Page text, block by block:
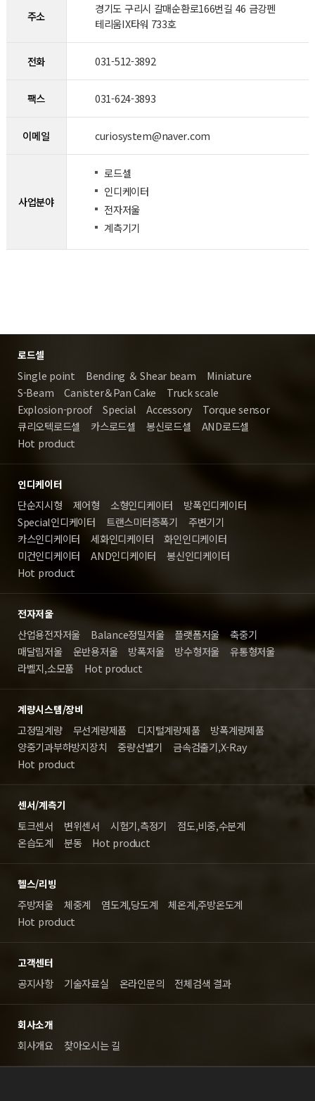
주소
경기도 구리시 갈매순환로166번길 46 금강펜
테리움IX타워 733호
전화 031-512-3892
팩스 031-624-3893
이메일 curiosystem@naver.com
사업분야
로드셀
인디케이터
전자저울
계측기기
로드셀
Single point Bending ＆ Shear beam
Miniature
S-Beam
Canister＆Pan Cake
Truck scale
Explosion-proof
Special Accessory
Torque sensor
큐리오텍로드셀
카스로드셀 봉신로드셀
AND로드셀
Hot product
인디케이터
단순지시형 제어형 소형인디케이터
방폭인디케이터
Special인디케이터
트랜스미터증폭기
주변기기
카스인디케이터
세화인디케이터
화인인디케이터
미건인디케이터
AND인디케이터
봉신인디케이터
Hot product
전자저울
산업용전자저울 Balance정밀저울 플랫폼저울
축중기
매달림저울
운반용저울 방폭저울 방수형저울
유통형저울
라벨지,소모품
Hot product
계량시스템/장비
고정밀계량 무선계량제품 디지털계량제품
방폭계량제품
양중기과부하방지장치
중량선별기
금속검출기,X-Ray
Hot product
센서/계측기
토크센서 변위센서 시험기,측정기
점도,비중,수분계
온습도계
분동 Hot product
헬스/리빙
주방저울 체중계 염도계,당도계
체온계,주방온도계
Hot product
고객센터
공지사항 기술자료실 온라인문의 전체검색 결과
회사소개
회사개요 찾아오시는 길